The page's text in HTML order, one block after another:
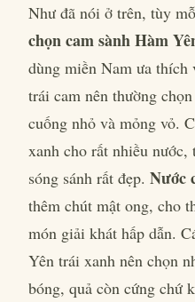
Như đã nói ở trên, tùy
chọn cam sành Hàm
dùng miền Nam ưa
trái cam nên thường
cuống nhỏ và mỏng vỏ.
xanh cho rất nhiều
sóng sánh rất đẹp. Nước
thêm chút mật ong, cho
món giải khát hấp dẫn.
Yên trái xanh nên chọn
bóng, quả còn cứng chứ